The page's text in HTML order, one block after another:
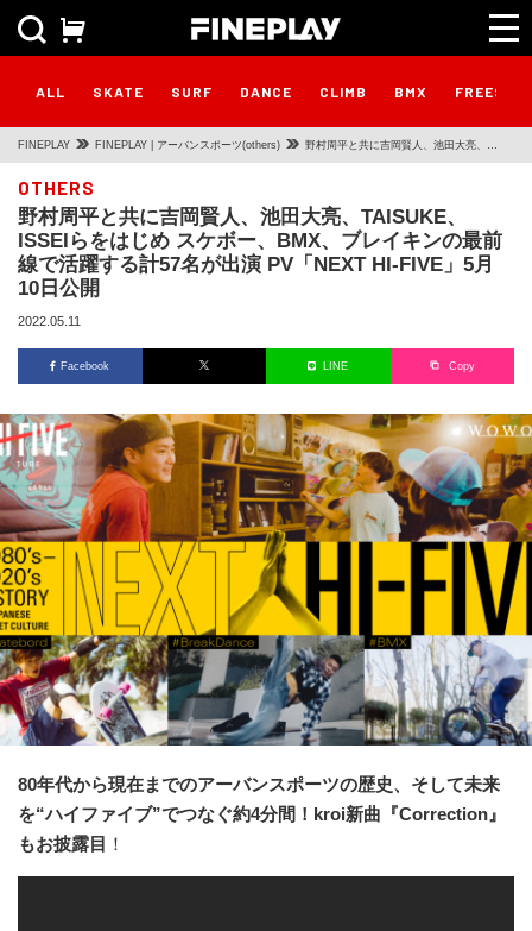
ALL SKATE SURF DANCE CLIMB BMX
FINEPLAY FINEPLAY | アーバンスポーツ(others) 野村周平と共に吉岡賢人、池田大亮、
BMX、ブレイキンの最前線で活躍する計57
名が出演 PV「NEXT HI-FIVE」5月10日公
OTHERS
野村周平と共に吉岡賢人、池田大亮、TAISUKE、
ISSEIらをはじめ スケボー、BMX、ブレイキンの最前
線で活躍する計57名が出演 PV「NEXT HI-FIVE」5月
10日公開
2022.05.11
Facebook LINE Copy
80年代から現在までのアーバンスポーツの歴史、そして未来
を“ハイファイブ”でつなぐ約4分間！kroi新曲『Correction』
もお披露目 ！